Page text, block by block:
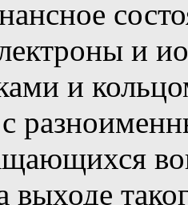
и
и